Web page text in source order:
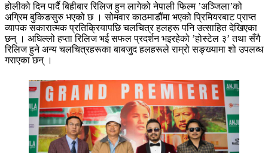
होलीको दिन पार्दै बिहीबार रिलिज हुन लागेको नेपाली फिल्म ’अञ्जिला’को
अग्रिम बुकिङसुरु भएको छ । सोमवार काठमाडौंमा भएको प्रिमियरबाट प्राप्त
व्यापक सकारात्मक प्रतिक्रियापछि चलचित्र हलहरू पनि उत्साहित देखिएका
छन् । अघिल्लो हप्ता रिलिज भई सफल प्रदर्शन भइरहेको ’होस्टेल ३’ तथा सँगै
रिलिज हुने अन्य चलचित्रहरूका बाबजुद हलहरूले राम्रो सङ्ख्यामा शो उपलब्ध
गराएका छन् ।